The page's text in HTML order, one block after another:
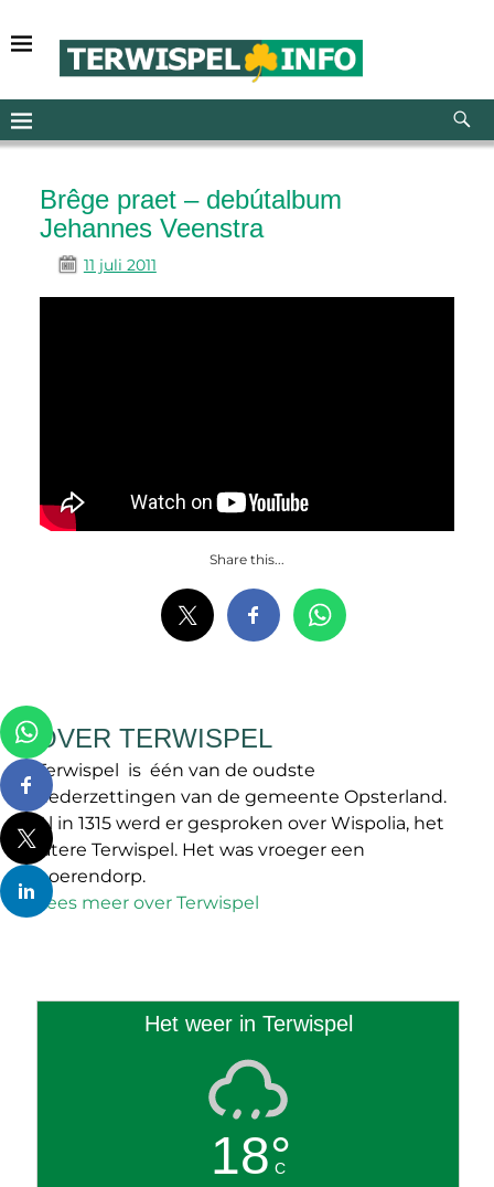
Brêge praet – debútalbum
Jehannes Veenstra
11 juli 2011
Share this...
OVER TERWISPEL
Terwispel is één van de oudste
nederzettingen van de gemeente Opsterland.
Al in 1315 werd er gesproken over Wispolia, het
latere Terwispel. Het was vroeger een
boerendorp.
Lees meer over Terwispel
Het weer in Terwispel
18°
C